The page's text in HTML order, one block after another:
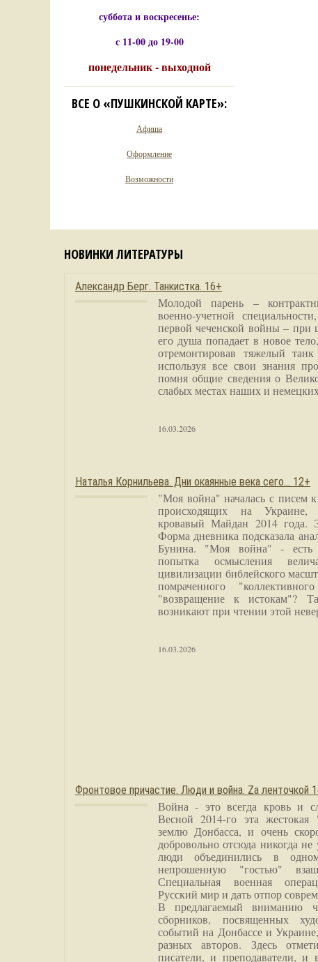
суббота и воскресенье:
с 11-00 до 19-00
понедельник - выходной
ВСЕ О «ПУШКИНСКОЙ КАРТЕ»:
Афиша
Оформление
Возможности
НОВИНКИ ЛИТЕРАТУРЫ
Александр Берг. Танкистка. 16+
Молодой парень –
военно-учетной
первой чеченской войны – при
его душа попадает в новое
отремонтировав тяжелый
используя все свои знания
помня общие сведения о
слабых местах наших и
16.03.2026
Наталья Корнильева. Дни окаянные века сего… 12+
"Моя война" началась с писем
происходящих на Украине,
кровавый Майдан 2014 года.
Форма дневника подсказала
Бунина. "Моя война" - есть
попытка осмысления
цивилизации библейского
помраченного
"возвращение к истокам"?
возникают при чтении этой
16.03.2026
Фронтовое причастие. Люди и война. Zа ленточкой
Война - это всегда кровь и
Весной 2014-го эта
землю Донбасса, и очень
добровольно отсюда никогда
люди объединились в
непрошенную "гостью"
Специальная военная
Русский мир и дать отпор
В предлагаемый вниманию
сборников, посвященных
событий на Донбассе и
разных авторов. Здесь
писатели, и преподаватели, и